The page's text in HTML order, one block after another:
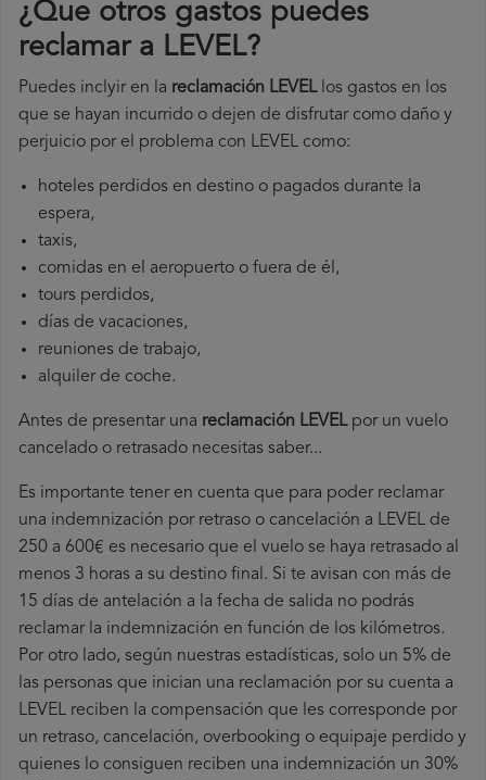
¿Que otros gastos puedes
reclamar a LEVEL​?
Puedes inclyir en la reclamación LEVELlos gastos en los
que se hayan incurrido o dejen de disfrutar como daño y
perjuicio por el problema con LEVEL como:
hoteles perdidos en destino o pagados durante la
espera,
taxis,
comidas en el aeropuerto o fuera de él,
tours perdidos,
días de vacaciones,
reuniones de trabajo,
alquiler de coche.
Antes de presentar una reclamación LEVELpor un vuelo
cancelado o retrasado necesitas saber...
Es importante tener en cuenta que para poder reclamar
una indemnización por retraso o cancelación a LEVEL de
250 a 600€ es necesario que el vuelo se haya retrasado al
menos 3 horas a su destino final. Si te avisan con más de
15 días de antelación a la fecha de salida no podrás
reclamar la indemnización en función de los kilómetros.
Por otro lado, según nuestras estadísticas, solo un 5% de
las personas que inician una reclamación por su cuenta a
LEVEL reciben la compensación que les corresponde por
un retraso, cancelación, overbooking o equipaje perdido y
quienes lo consiguen reciben una indemnización un 30%